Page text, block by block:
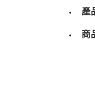
產
商